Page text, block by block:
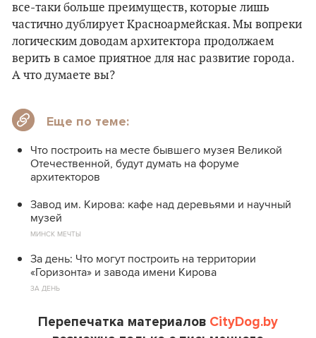
все-таки больше преимуществ, которые лишь
частично дублирует Красноармейская. Мы вопреки
логическим доводам архитектора продолжаем
верить в самое приятное для нас развитие города.
А что думаете вы?
Еще по теме:
Что построить на месте бывшего музея Великой
Отечественной, будут думать на форуме
архитекторов
Завод им. Кирова: кафе над деревьями и научный
музей
МИНСК МЕЧТЫ
За день: Что могут построить на территории
«Горизонта» и завода имени Кирова
ЗА ДЕНЬ
Перепечатка материалов CityDog.by